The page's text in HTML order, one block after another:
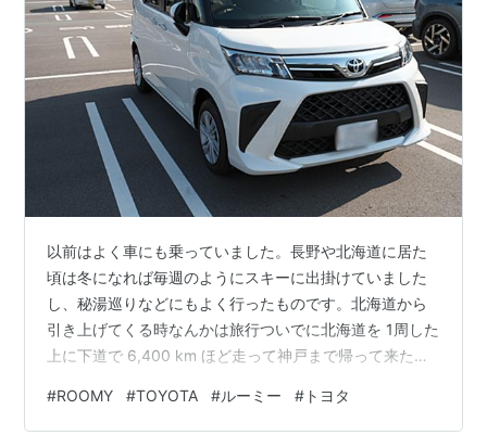
以前はよく車にも乗っていました。長野や北海道に居た
頃は冬になれば毎週のようにスキーに出掛けていました
し、秘湯巡りなどにもよく行ったものです。北海道から
引き上げてくる時なんかは旅行ついでに北海道を 1周した
上に下道で 6,400 km ほど走って神戸まで帰って来たり
乗っていましたが、駅までは運動も兼ねて歩きますし、
こちらは結構交通の便がまあまあいいので車が無くても
#ROOMY #TOYOTA #ルーミー # トヨタ